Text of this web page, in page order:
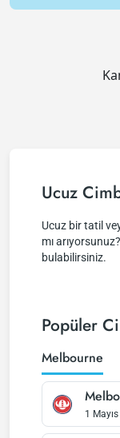
Ucuz
Ucuz bir tatil
mı
bulabilirsiniz.
Popüler
Melbourne
1 Mayıs